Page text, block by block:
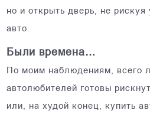
но и открыть дверь, не рискуя
авто.
Были времена…
По моим наблюдениям, всего
автолюбителей готовы
или, на худой конец, купить